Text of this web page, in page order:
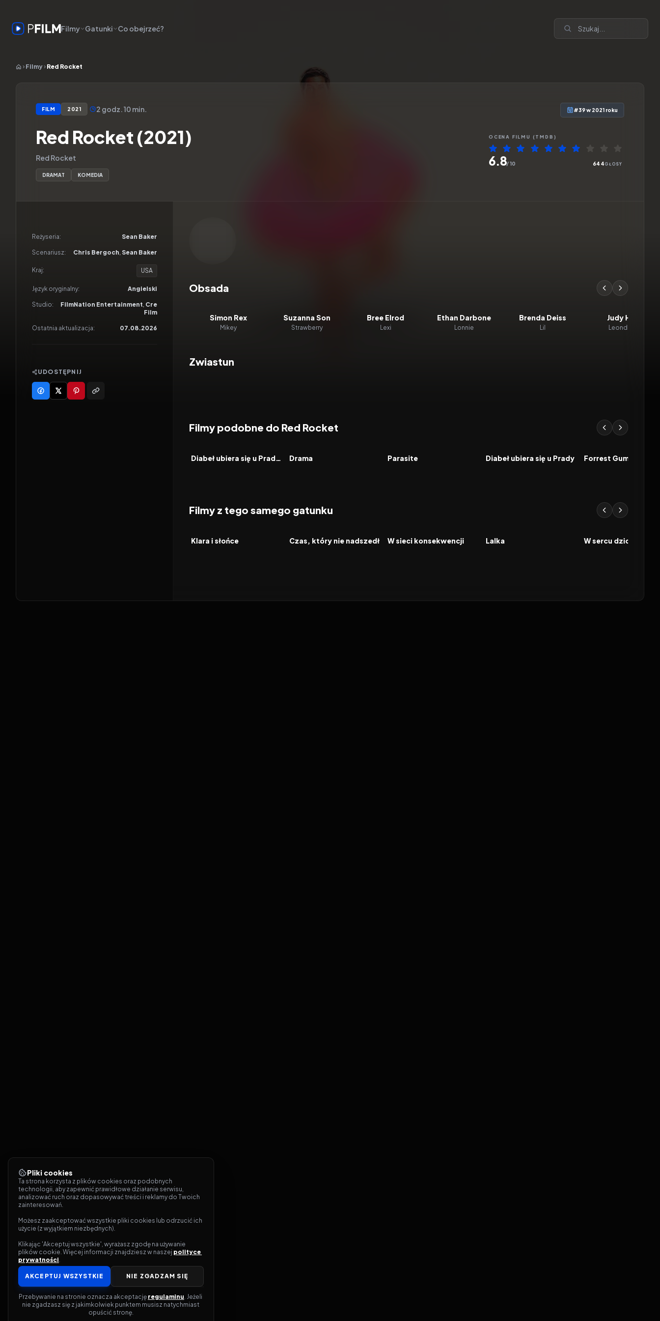
Filmy Gatunki Co obejrzeć?
Filmy Red Rocket
FILM 2021 2 godz. 10 min. #39 w 2021 roku
Red Rocket (2021)
Red Rocket
DRAMAT KOMEDIA
OCENA FILMU (TMDB)
6.8/ 10 644 GŁOSY
Reżyseria: Sean Baker
Scenariusz: Chris Bergoch, Sean Baker
Kraj: USA
Język oryginalny: Angielski
Studio: FilmNation Entertainment, Cre
Film
Ostatnia aktualizacja: 07.08.2026
UDOSTĘPNIJ
Obsada
Simon Rex
Mikey
Suzanna Son
Strawberry
Bree Elrod
Lexi
Ethan Darbone
Lonnie
Brenda Deiss
Lil
Judy Hill
Leondria
Zwiastun
Filmy podobne do Red Rocket
FILM Diabeł ubiera się u Prady 2 FILM
Drama FILM
Parasite FILM
Diabeł ubiera się u Prady FILM
1994
Forrest Gump
Filmy z tego samego gatunku
FILM
Klara i słońce FILM
Czas, który nie nadszedł FILM
W sieci konsekwencji FILM
Lalka FILM
2026
W sercu dziczy
Pliki cookies
Ta strona korzysta z plików cookies oraz podobnych
technologii, aby zapewnić prawidłowe działanie serwisu,
analizować ruch oraz dopasowywać treści i reklamy do Twoich
zainteresowań.
Możesz zaakceptować wszystkie pliki cookies lub odrzucić ich
użycie (z wyjątkiem niezbędnych).
Klikając 'Akceptuj wszystkie', wyrażasz zgodę na używanie
plików cookie. Więcej informacji znajdziesz w naszej polityce
prywatności.
AKCEPTUJ WSZYSTKIE NIE ZGADZAM SIĘ
Przebywanie na stronie oznacza akceptację regulaminu. Jeżeli
nie zgadzasz się z jakimkolwiek punktem musisz natychmiast
opuścić stronę.